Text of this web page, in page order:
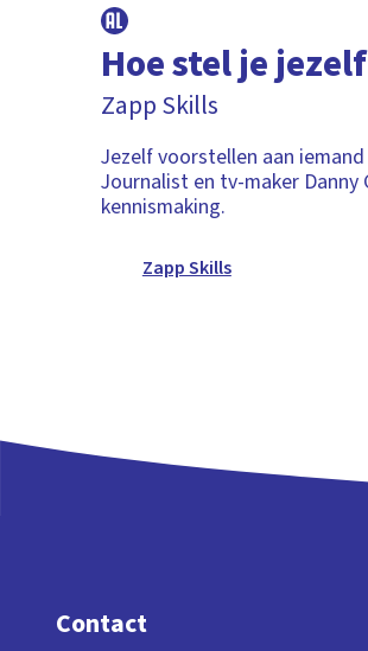
Hoe stel je
Zapp Skills
Jezelf voorstellen aan
Journalist en tv-maker
kennismaking.
Zapp Skills
Contact